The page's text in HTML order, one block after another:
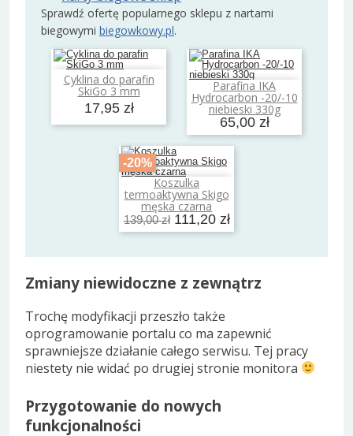
Sprawdź ofertę popularnego sklepu z nartami
biegowymi biegowkowy.pl.
Cyklina do parafin
SkiGo 3 mm
17,95 zł
Dodaj do koszyka Parafina IKA
Hydrocarbon -20/-10
niebieski 330g
65,00 zł
Dodaj do koszyka
-20%
Koszulka
termoaktywna Skigo
męska czarna
139,00 zł 111,20 zł
Dodaj do koszyka
Zmiany niewidoczne z zewnątrz
Trochę modyfikacji przeszło także
oprogramowanie portalu co ma zapewnić
sprawniejsze działanie całego serwisu. Tej pracy
niestety nie widać po drugiej stronie monitora
Przygotowanie do nowych
funkcjonalności